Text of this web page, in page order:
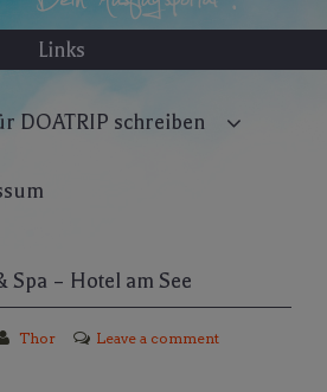
Links
DOATRIP schreiben
Spa – Hotel am See
Thor
Leave a comment